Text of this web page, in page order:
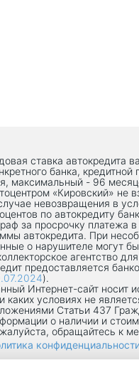
ставка автокредита
банка,
максимальный - 96
«Кировский» не
невозвращения в
по автокредиту
за просрочку платежа
автокредита. При
о нарушителе могут
агентство
предоставляется
).
Интернет-сaйт носит
каких условиях не
Статьи 437
о наличии и
обращайтесь к